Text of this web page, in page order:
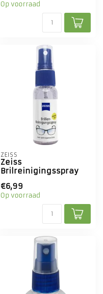
Op voorraad
ZEISS
Zeiss
Brilreinigingsspray
€6,99
Op voorraad